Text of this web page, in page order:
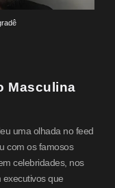
Masculina
uma olhada no feed
com os famosos
celebridades, nos
que